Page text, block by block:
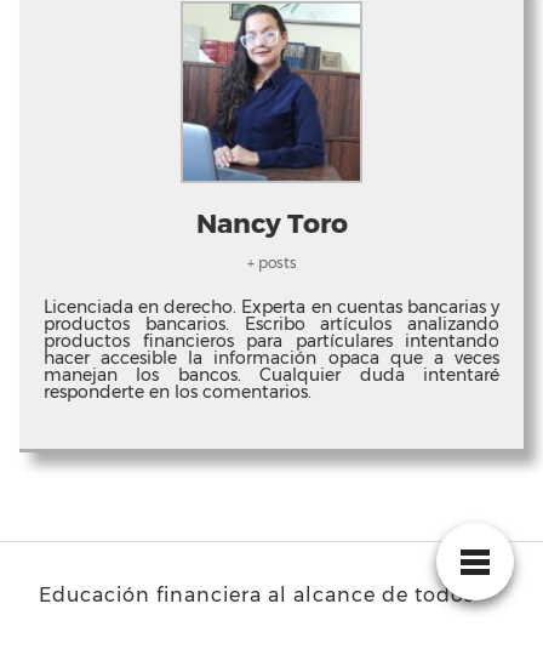
Nancy Toro
+ posts
Licenciada en derecho. Experta en cuentas bancarias y
productos bancarios. Escribo artículos analizando
productos financieros para partículares intentando
hacer accesible la información opaca que a veces
manejan los bancos. Cualquier duda intentaré
responderte en los comentarios.
Educación financiera al alcance de todos